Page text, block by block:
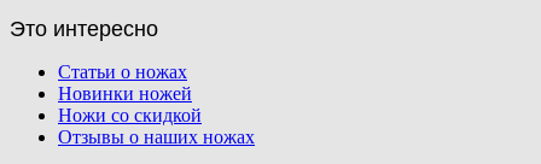
Это интересно
Статьи о ножах
Новинки ножей
Ножи со скидкой
Отзывы о наших ножах